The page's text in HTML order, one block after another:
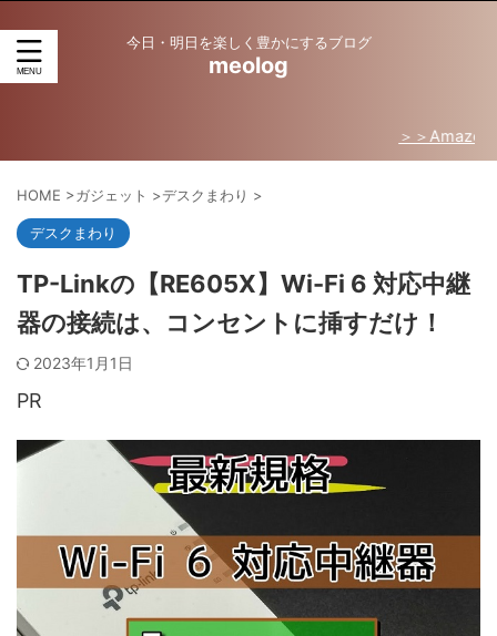
今日・明日を楽しく豊かにするブログ
meolog
＞＞Amazon売れ筋ラ
HOME >ガジェット >デスクまわり >
デスクまわり
TP-Linkの【RE605X】Wi-Fi 6 対応中継
器の接続は、コンセントに挿すだけ！
2023年1月1日
PR